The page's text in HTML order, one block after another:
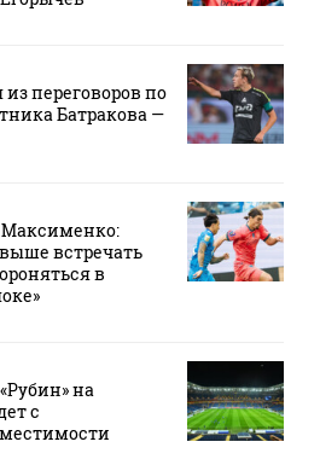
переговоров по
Батракова —
Максименко:
встречать
в
на
с